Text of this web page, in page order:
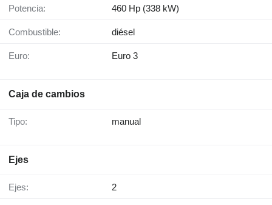
Potencia: 460 Hp (338 kW)
Combustible: diésel
Euro: Euro 3
Caja de cambios
Tipo: manual
Ejes
Ejes: 2